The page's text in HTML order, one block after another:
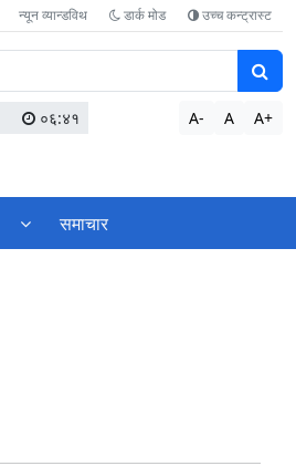
न्यून व्यान्डविथ डार्क मोड उच्च कन्ट्रास्ट
०६:४१ A- A A+
समाचार